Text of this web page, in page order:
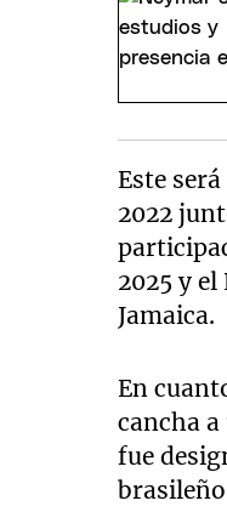
Este
2022
2025 y
Jamaica.
En
cancha
fue